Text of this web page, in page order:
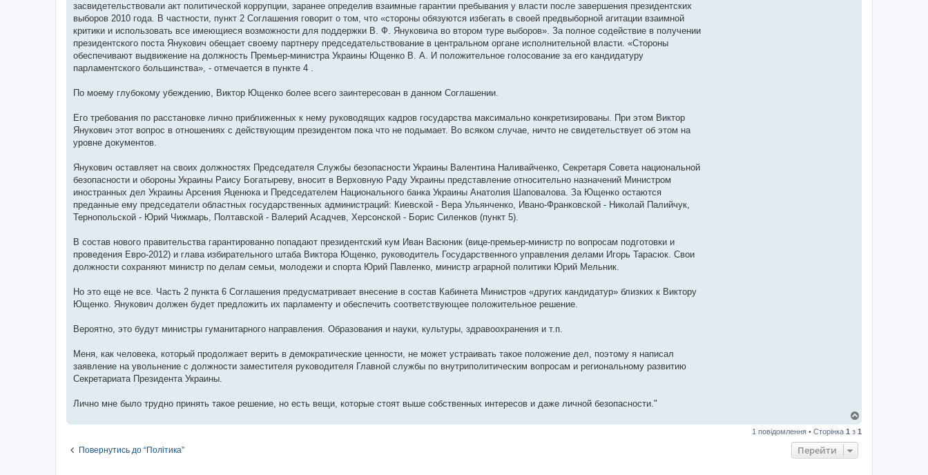
засвидетельствовали акт политической коррупции, заранее определив взаимные гарантии пребывания у власти после завершения президентских
выборов 2010 года. В частности, пункт 2 Соглашения говорит о том, что «стороны обязуются избегать в своей предвыборной агитации взаимной
критики и использовать все имеющиеся возможности для поддержки В. Ф. Януковича во втором туре выборов». За полное содействие в получении
президентского поста Янукович обещает своему партнеру председательствование в центральном органе исполнительной власти. «Стороны
обеспечивают выдвижение на должность Премьер-министра Украины Ющенко В. А. И положительное голосование за его кандидатуру
парламентского большинства», - отмечается в пункте 4 .
По моему глубокому убеждению, Виктор Ющенко более всего заинтересован в данном Соглашении.
Его требования по расстановке лично приближенных к нему руководящих кадров государства максимально конкретизированы. При этом Виктор
Янукович этот вопрос в отношениях с действующим президентом пока что не подымает. Во всяком случае, ничто не свидетельствует об этом на
уровне документов.
Янукович оставляет на своих должностях Председателя Службы безопасности Украины Валентина Наливайченко, Секретаря Совета национальной
безопасности и обороны Украины Раису Богатыреву, вносит в Верховную Раду Украины представление относительно назначений Министром
иностранных дел Украины Арсения Яценюка и Председателем Национального банка Украины Анатолия Шаповалова. За Ющенко остаются
преданные ему председатели областных государственных администраций: Киевской - Вера Ульянченко, Ивано-Франковской - Николай Палийчук,
Тернопольской - Юрий Чижмарь, Полтавской - Валерий Асадчев, Херсонской - Борис Силенков (пункт 5).
В состав нового правительства гарантированно попадают президентский кум Иван Васюник (вице-премьер-министр по вопросам подготовки и
проведения Евро-2012) и глава избирательного штаба Виктора Ющенко, руководитель Государственного управления делами Игорь Тарасюк. Свои
должности сохраняют министр по делам семьи, молодежи и спорта Юрий Павленко, министр аграрной политики Юрий Мельник.
Но это еще не все. Часть 2 пункта 6 Соглашения предусматривает внесение в состав Кабинета Министров «других кандидатур» близких к Виктору
Ющенко. Янукович должен будет предложить их парламенту и обеспечить соответствующее положительное решение.
Вероятно, это будут министры гуманитарного направления. Образования и науки, культуры, здравоохранения и т.п.
Меня, как человека, который продолжает верить в демократические ценности, не может устраивать такое положение дел, поэтому я написал
заявление на увольнение с должности заместителя руководителя Главной службы по внутриполитическим вопросам и региональному развитию
Секретариата Президента Украины.
Лично мне было трудно принять такое решение, но есть вещи, которые стоят выше собственных интересов и даже личной безопасности."
г
1 повідомлення • Сторінка 1 з 1
Повернутись до “Політика” Перейти